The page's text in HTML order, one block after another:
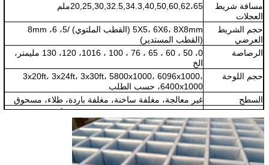
مسافة شريط
العجلات
20,25,30,32.5,34.3,40,50,60,62،65ملم
حجم الشريط
العرضي
5X5، 6X6، 8X8mm (القطب الملتوي) /5، 6، 8mm
(القطب المستدير)
الرصاصة
0، 50 ، 60 ، 65 ، 76 ، 100 ، 1016، 120، 130 مليمتر،
الخ
حجم اللوحة
3x20ft، 3x24ft، 3x30ft، 5800x1000، 6096x1000،
6400x1000، حسب الطلب
السطح
غير معالجة، مغلفة ساخنة، مغلفة باردة، طلاء، مسحوق
الغلفان
الصينية: GB/T13912, الولايات المتحدة الأمريكية: ASTM
(A123), المملكة المتحدة: BS729
اللون
الفضة/الأسود
التطبيق
البترول والكيمياء، الموانئ، الطاقة، النقل، صناعة الورق،
الطب، الصلب والحديد، الغذاء، البلدية، العقارات،